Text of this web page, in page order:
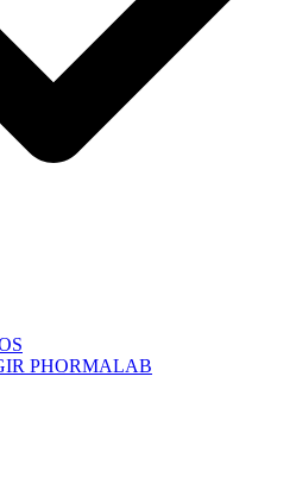
PHORMALAB